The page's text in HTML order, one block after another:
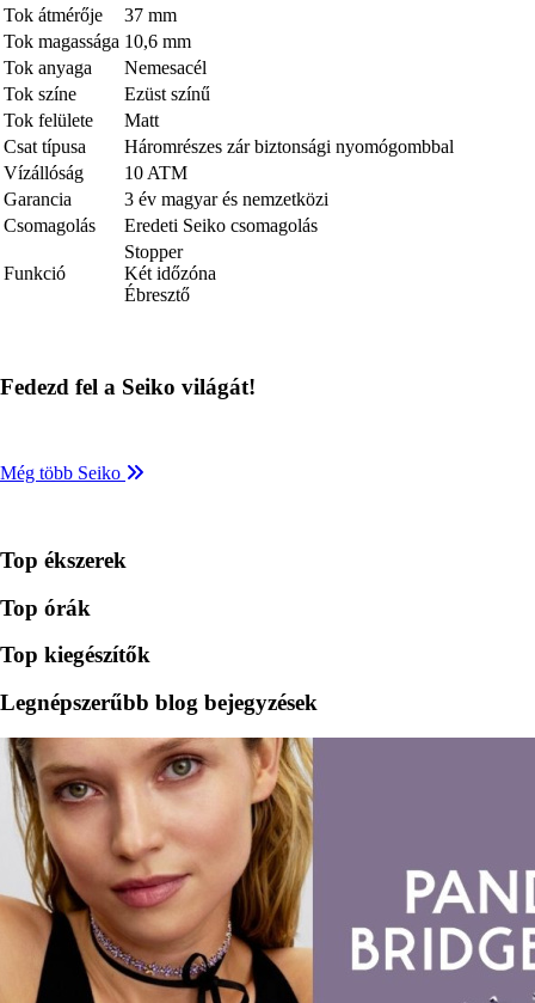
Tok átmérője
37 mm
Tok magassága 10,6 mm
Tok anyaga
Nemesacél
Tok színe
Ezüst színű
Tok felülete
Matt
Csat típusa
Háromrészes zár biztonsági nyomógombbal
Vízállóság
10 ATM
Garancia
3 év magyar és nemzetközi
Csomagolás
Eredeti Seiko csomagolás
Funkció
Stopper
Két időzóna
Ébresztő
Fedezd fel a Seiko világát!
Még több Seiko
Top ékszerek
Top órák
Top kiegészítők
Legnépszerűbb blog bejegyzések